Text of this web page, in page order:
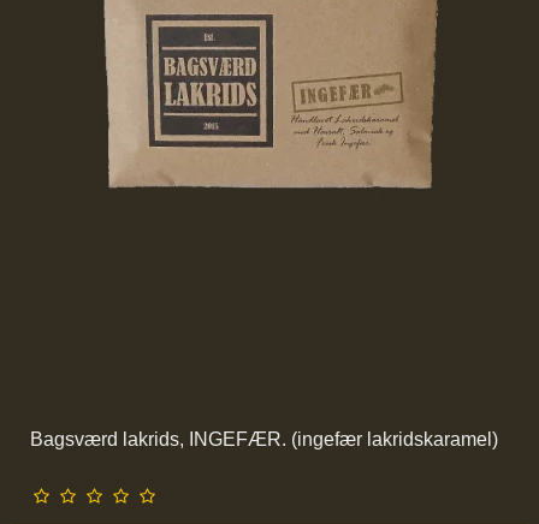
Bagsværd lakrids, INGEFÆR. (ingefær lakridskaramel)